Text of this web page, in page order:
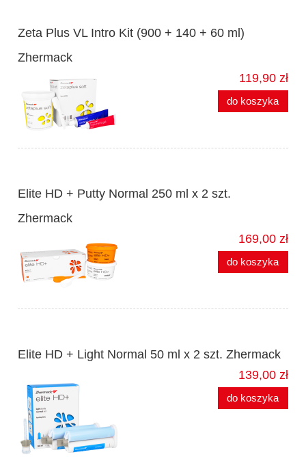
Zeta Plus VL Intro Kit (900 + 140 + 60 ml)
Zhermack
119,90 zł
do koszyka
Elite HD + Putty Normal 250 ml x 2 szt.
Zhermack
169,00 zł
do koszyka
Elite HD + Light Normal 50 ml x 2 szt. Zhermack
139,00 zł
do koszyka